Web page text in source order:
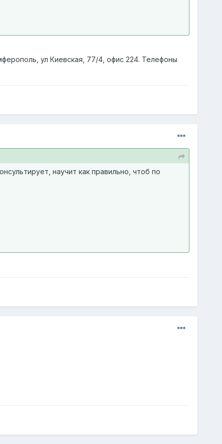
ул Киевская, 77/4, офис 224. Телефоны
научит как правильно, чтоб по